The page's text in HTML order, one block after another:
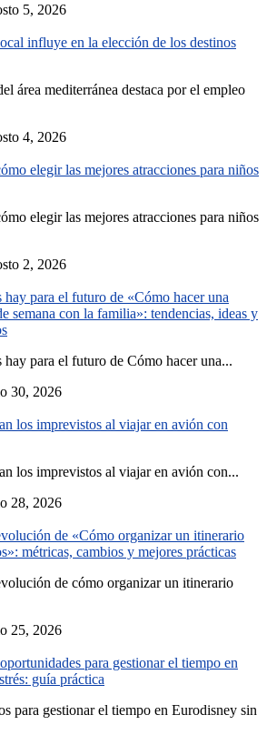
5, 2026
influye en la elección de los destinos
área mediterránea destaca por el empleo
4, 2026
elegir las mejores atracciones para niños
elegir las mejores atracciones para niños
2, 2026
hay para el futuro de «Cómo hacer una
semana con la familia»: tendencias, ideas y
hay para el futuro de Cómo hacer una...
30, 2026
los imprevistos al viajar en avión con
los imprevistos al viajar en avión con...
28, 2026
de «Cómo organizar un itinerario
métricas, cambios y mejores prácticas
de cómo organizar un itinerario
25, 2026
para gestionar el tiempo en
guía práctica
para gestionar el tiempo en Eurodisney sin